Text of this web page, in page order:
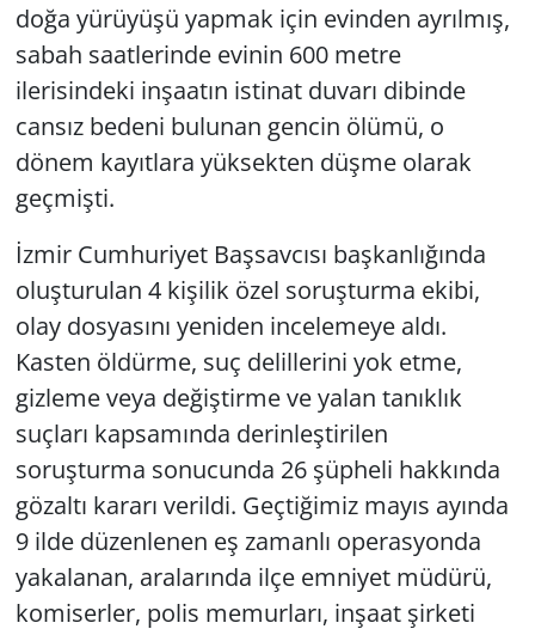
doğa yürüyüşü yapmak için evinden ayrılmış,
sabah saatlerinde evinin 600 metre
ilerisindeki inşaatın istinat duvarı dibinde
cansız bedeni bulunan gencin ölümü, o
dönem kayıtlara yüksekten düşme olarak
geçmişti.
İzmir Cumhuriyet Başsavcısı başkanlığında
oluşturulan 4 kişilik özel soruşturma ekibi,
olay dosyasını yeniden incelemeye aldı.
Kasten öldürme, suç delillerini yok etme,
gizleme veya değiştirme ve yalan tanıklık
suçları kapsamında derinleştirilen
soruşturma sonucunda 26 şüpheli hakkında
gözaltı kararı verildi. Geçtiğimiz mayıs ayında
9 ilde düzenlenen eş zamanlı operasyonda
yakalanan, aralarında ilçe emniyet müdürü,
komiserler, polis memurları, inşaat şirketi